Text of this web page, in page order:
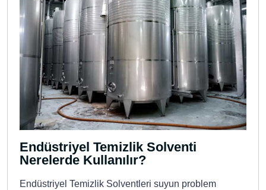
Endüstriyel Temizlik Solventi
Nerelerde Kullanılır?
Endüstriyel Temizlik Solventleri suyun problem